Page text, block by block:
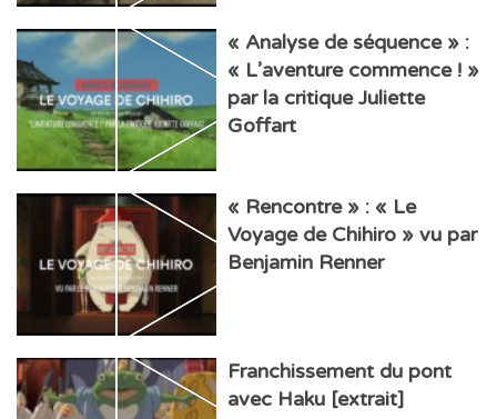
« Analyse de séquence » :
« L’aventure commence ! »
par la critique Juliette
Goffart
« Rencontre » : « Le
Voyage de Chihiro » vu par
Benjamin Renner
Franchissement du pont
avec Haku [extrait]